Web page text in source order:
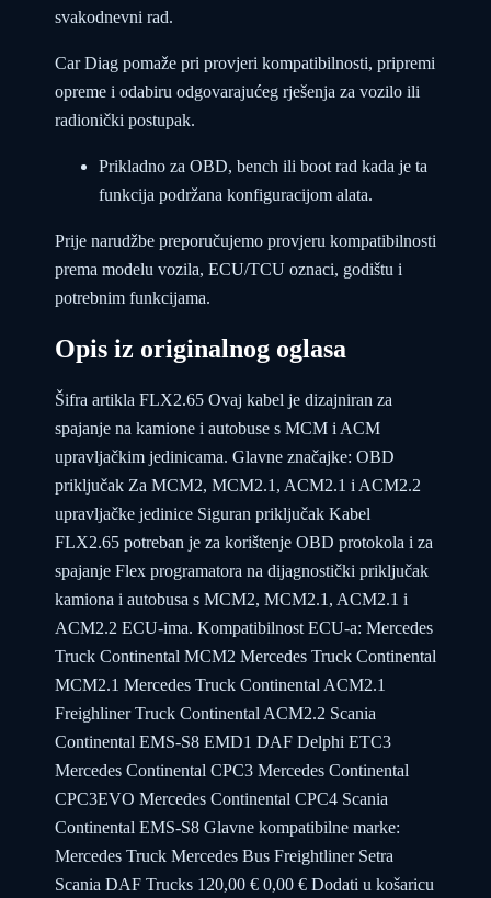
svakodnevni rad.
Car Diag pomaže pri provjeri kompatibilnosti, pripremi
opreme i odabiru odgovarajućeg rješenja za vozilo ili
radionički postupak.
Prikladno za OBD, bench ili boot rad kada je ta
funkcija podržana konfiguracijom alata.
Prije narudžbe preporučujemo provjeru kompatibilnosti
prema modelu vozila, ECU/TCU oznaci, godištu i
potrebnim funkcijama.
Opis iz originalnog oglasa
Šifra artikla FLX2.65 Ovaj kabel je dizajniran za
spajanje na kamione i autobuse s MCM i ACM
upravljačkim jedinicama. Glavne značajke: OBD
priključak Za MCM2, MCM2.1, ACM2.1 i ACM2.2
upravljačke jedinice Siguran priključak Kabel
FLX2.65 potreban je za korištenje OBD protokola i za
spajanje Flex programatora na dijagnostički priključak
kamiona i autobusa s MCM2, MCM2.1, ACM2.1 i
ACM2.2 ECU-ima. Kompatibilnost ECU-a: Mercedes
Truck Continental MCM2 Mercedes Truck Continental
MCM2.1 Mercedes Truck Continental ACM2.1
Freighliner Truck Continental ACM2.2 Scania
Continental EMS-S8 EMD1 DAF Delphi ETC3
Mercedes Continental CPC3 Mercedes Continental
CPC3EVO Mercedes Continental CPC4 Scania
Continental EMS-S8 Glavne kompatibilne marke:
Mercedes Truck Mercedes Bus Freightliner Setra
Scania DAF Trucks 120,00 € 0,00 € Dodati u košaricu